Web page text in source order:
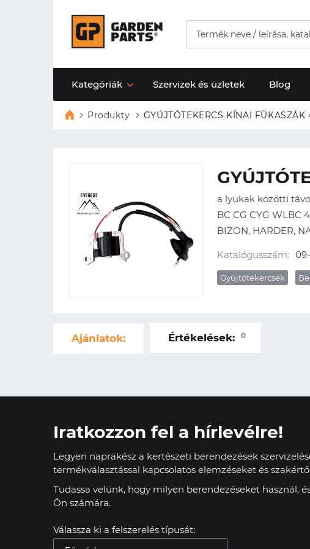
Kategóriák Szervizek és üzletek Blog
Produkty GYÚJTÓTEKERCS KÍNAI
a lyukak közötti
BC CG CYG WLBC
BIZON, HARDER,
Katalógusszám:
Gyújtótekercsek
Ajánlatok: Értékelések: 0
Iratkozzon fel a hírlevélre!
Legyen naprakész a kertészeti berendezések
termékválasztással kapcsolatos elemzéseket és
Tudassa velünk, hogy milyen berendezéseket használ,
Ön számára.
Válassza ki a felszerelés típusát: